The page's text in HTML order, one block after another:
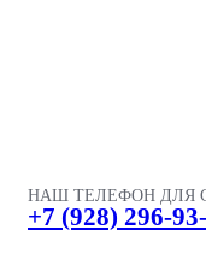
НАШ ТЕЛЕФОН ДЛЯ
+7 (928) 296-